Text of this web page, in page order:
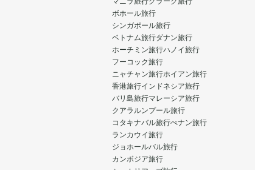
ボホール旅行
シンガポール旅行
ベトナム旅行ダナン旅行
ホーチミン旅行ハノイ旅行
フーコック旅行
ニャチャン旅行ホイアン旅行
香港旅行インドネシア旅行
バリ島旅行マレーシア旅行
クアラルンプール旅行
コタキナバル旅行ぺナン旅行
ランカウイ旅行
ジョホールバル旅行
カンボジア旅行